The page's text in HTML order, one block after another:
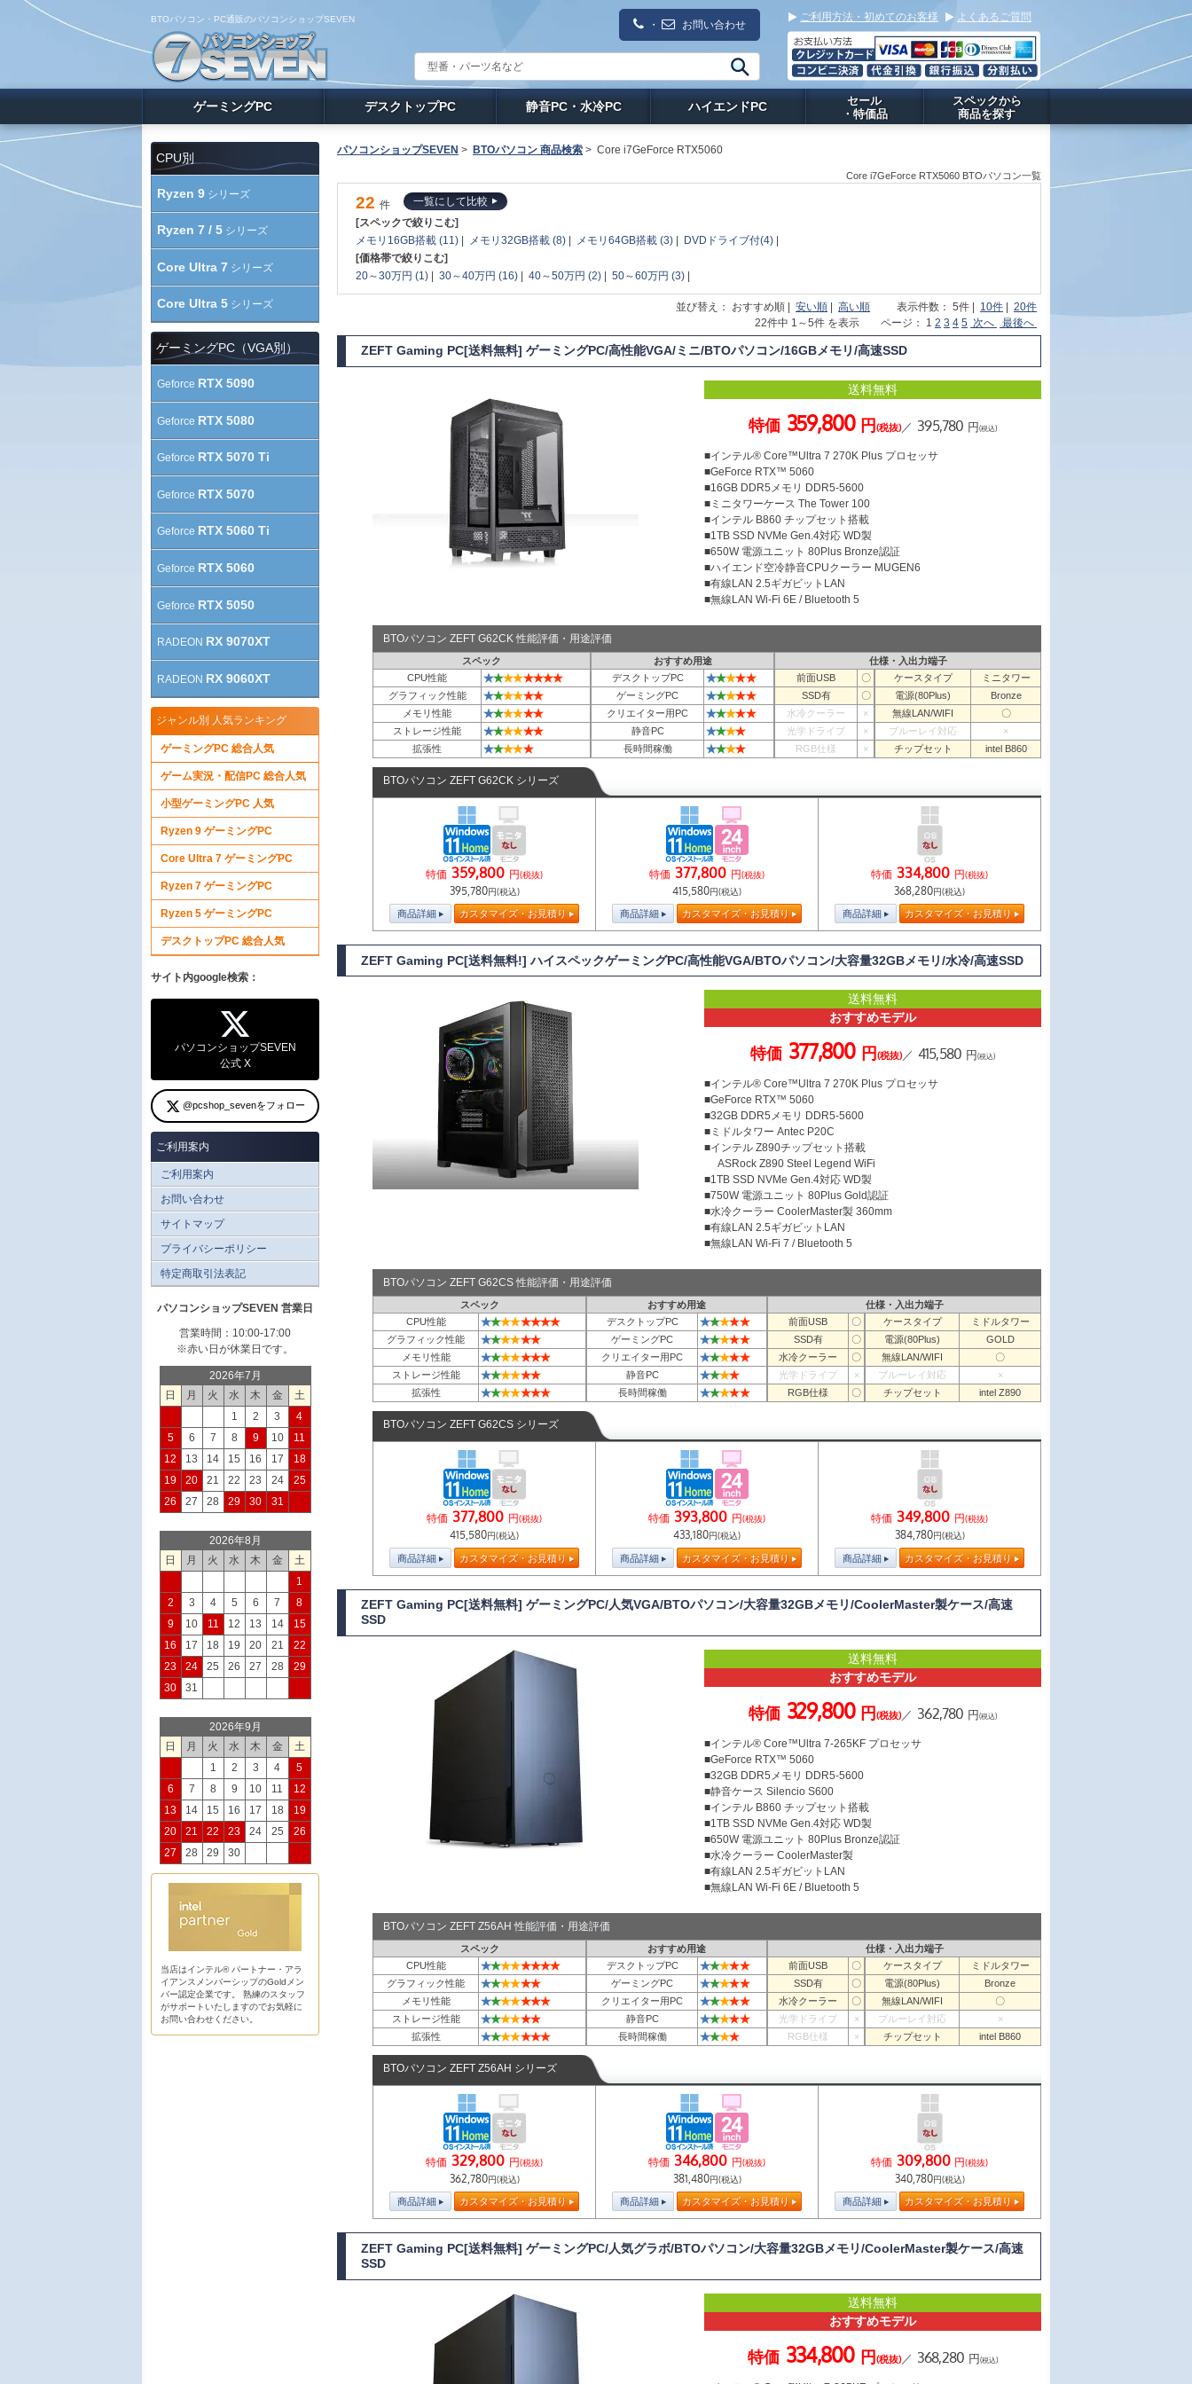
BTOパソコン・PC通販のパソコンショップSEVEN ・ お問い合わせ
ご利用方法・初めてのお客様 よくあるご質問
ゲーミングPC デスクトップPC 静音PC・水冷PC ハイエンドPC
セール
・特価品
スペックから
商品を探す
パソコンショップSEVEN > BTOパソコン 商品検索 > Core i7GeForce RTX5060
Core i7GeForce RTX5060 BTOパソコン一覧
22 件
一覧にして比較
[スペックで絞りこむ]
メモリ16GB搭載 (11) | メモリ32GB搭載 (8) | メモリ64GB搭載 (3) | DVDドライブ付(4) |
[価格帯で絞りこむ]
20～30万円 (1) | 30～40万円 (16) | 40～50万円 (2) | 50～60万円 (3) |
並び替え： おすすめ順 | 安い順 | 高い順 表示件数： 5件 | 10件 | 20件
22件中 1～5件 を表示 ページ： 1 2 3 4 5 次へ 最後へ
ZEFT Gaming PC[送料無料] ゲーミングPC/高性能VGA/ミニ/BTOパソコン/16GBメモリ/高速SSD
送料無料
特価 359,800 円(税抜)／ 395,780 円(税込)
■インテル® Core™Ultra 7 270K Plus プロセッサ
■GeForce RTX™ 5060
■16GB DDR5メモリ DDR5-5600
■ミニタワーケース The Tower 100
■インテル B860 チップセット搭載
■1TB SSD NVMe Gen.4対応 WD製
■650W 電源ユニット 80Plus Bronze認証
■ハイエンド空冷静音CPUクーラー MUGEN6
■有線LAN 2.5ギガビットLAN
■無線LAN Wi-Fi 6E / Bluetooth 5
BTOパソコン ZEFT G62CK 性能評価・用途評価
スペック おすすめ用途
仕様・入出力端子
CPU性能
★★★★★★★★ デスクトップPC ★★★★★ 前面USB 〇 ケースタイプ
ミニタワー
グラフィック性能
★★★★★★ ゲーミングPC ★★★★★ SSD有 〇 電源(80Plus)
Bronze
メモリ性能
★★★★★★ クリエイター用PC ★★★★★ 水冷クーラー × 無線LAN/WIFI
〇
ストレージ性能
★★★★★★ 静音PC ★★★★ 光学ドライブ × ブルーレイ対応
×
拡張性
★★★★★ 長時間稼働 ★★★★ RGB仕様 × チップセット intel B860
BTOパソコン ZEFT G62CK シリーズ
特価 359,800 円(税抜)
395,780円(税込)
商品詳細 カスタマイズ・お見積り
特価 377,800 円(税抜)
415,580円(税込)
商品詳細 カスタマイズ・お見積り
特価 334,800 円(税抜)
368,280円(税込)
商品詳細 カスタマイズ・お見積り
ZEFT Gaming PC[送料無料!] ハイスペックゲーミングPC/高性能VGA/BTOパソコン/大容量32GBメモリ/水冷/高速SSD
送料無料
おすすめモデル
特価 377,800 円(税抜)／ 415,580 円(税込)
■インテル® Core™Ultra 7 270K Plus プロセッサ
■GeForce RTX™ 5060
■32GB DDR5メモリ DDR5-5600
■ミドルタワー Antec P20C
■インテル Z890チップセット搭載
ASRock Z890 Steel Legend WiFi
■1TB SSD NVMe Gen.4対応 WD製
■750W 電源ユニット 80Plus Gold認証
■水冷クーラー CoolerMaster製 360mm
■有線LAN 2.5ギガビットLAN
■無線LAN Wi-Fi 7 / Bluetooth 5
BTOパソコン ZEFT G62CS 性能評価・用途評価
スペック おすすめ用途
仕様・入出力端子
CPU性能
★★★★★★★★ デスクトップPC ★★★★★ 前面USB 〇 ケースタイプ
ミドルタワー
グラフィック性能
★★★★★★ ゲーミングPC ★★★★★ SSD有 〇 電源(80Plus)
GOLD
メモリ性能
★★★★★★★ クリエイター用PC ★★★★★ 水冷クーラー 〇 無線LAN/WIFI
〇
ストレージ性能
★★★★★★ 静音PC ★★★★ 光学ドライブ × ブルーレイ対応
×
拡張性
★★★★★★★ 長時間稼働 ★★★★★ RGB仕様 〇 チップセット intel Z890
BTOパソコン ZEFT G62CS シリーズ
特価 377,800 円(税抜)
415,580円(税込)
商品詳細 カスタマイズ・お見積り
特価 393,800 円(税抜)
433,180円(税込)
商品詳細 カスタマイズ・お見積り
特価 349,800 円(税抜)
384,780円(税込)
商品詳細 カスタマイズ・お見積り
ZEFT Gaming PC[送料無料] ゲーミングPC/人気VGA/BTOパソコン/大容量32GBメモリ/CoolerMaster製ケース/高速
SSD
送料無料
おすすめモデル
特価 329,800 円(税抜)／ 362,780 円(税込)
■インテル® Core™Ultra 7-265KF プロセッサ
■GeForce RTX™ 5060
■32GB DDR5メモリ DDR5-5600
■静音ケース Silencio S600
■インテル B860 チップセット搭載
■1TB SSD NVMe Gen.4対応 WD製
■650W 電源ユニット 80Plus Bronze認証
■水冷クーラー CoolerMaster製
■有線LAN 2.5ギガビットLAN
■無線LAN Wi-Fi 6E / Bluetooth 5
BTOパソコン ZEFT Z56AH 性能評価・用途評価
スペック おすすめ用途
仕様・入出力端子
CPU性能
★★★★★★★★ デスクトップPC ★★★★★ 前面USB 〇 ケースタイプ
ミドルタワー
グラフィック性能
★★★★★★ ゲーミングPC ★★★★★ SSD有 〇 電源(80Plus)
Bronze
メモリ性能
★★★★★★★ クリエイター用PC ★★★★★ 水冷クーラー 〇 無線LAN/WIFI
〇
ストレージ性能
★★★★★★ 静音PC ★★★★★ 光学ドライブ × ブルーレイ対応
×
拡張性
★★★★★★★ 長時間稼働 ★★★★ RGB仕様 × チップセット intel B860
BTOパソコン ZEFT Z56AH シリーズ
特価 329,800 円(税抜)
362,780円(税込)
商品詳細 カスタマイズ・お見積り
特価 346,800 円(税抜)
381,480円(税込)
商品詳細 カスタマイズ・お見積り
特価 309,800 円(税抜)
340,780円(税込)
商品詳細 カスタマイズ・お見積り
ZEFT Gaming PC[送料無料] ゲーミングPC/人気グラボ/BTOパソコン/大容量32GBメモリ/CoolerMaster製ケース/高速
SSD
送料無料
おすすめモデル
特価 334,800 円(税抜)／ 368,280 円(税込)
CPU別
Ryzen 9 シリーズ
Ryzen 7 / 5 シリーズ
Core Ultra 7 シリーズ
Core Ultra 5 シリーズ
ゲーミングPC（VGA別）
Geforce RTX 5090
Geforce RTX 5080
Geforce RTX 5070 Ti
Geforce RTX 5070
Geforce RTX 5060 Ti
Geforce RTX 5060
Geforce RTX 5050
RADEON RX 9070XT
RADEON RX 9060XT
ジャンル別 人気ランキング
ゲーミングPC 総合人気
ゲーム実況・配信PC 総合人気
小型ゲーミングPC 人気
Ryzen 9 ゲーミングPC
Core Ultra 7 ゲーミングPC
Ryzen 7 ゲーミングPC
Ryzen 5 ゲーミングPC
デスクトップPC 総合人気
サイト内google検索：
パソコンショップSEVEN
公式 X
@pcshop_sevenをフォロー
ご利用案内
ご利用案内
お問い合わせ
サイトマップ
プライバシーポリシー
特定商取引法表記
パソコンショップSEVEN 営業日
営業時間：10:00-17:00
※赤い日が休業日です。
2026年7月
日
月 火 水 木 金
土
1
2 3
4
5
6 7 8 9 10
11
12
13 14 15 16 17
18
19
20 21 22 23 24
25
26
27 28 29 30 31
2026年8月
日
月 火 水 木 金
土
1
2
3 4 5 6 7
8
9
10 11 12 13 14
15
16
17 18 19 20 21
22
23
24 25 26 27 28
29
30
31
2026年9月
日
月 火 水 木 金
土
1
2 3 4
5
6
7 8 9 10 11
12
13
14 15 16 17 18
19
20
21 22 23 24 25
26
27
28 29 30
当店はインテル® パートナー・アラ
イアンスメンバーシップのGoldメン
バー認定企業です。 熟練のスタッフ
がサポートいたしますのでお気軽に
お問い合わせください。